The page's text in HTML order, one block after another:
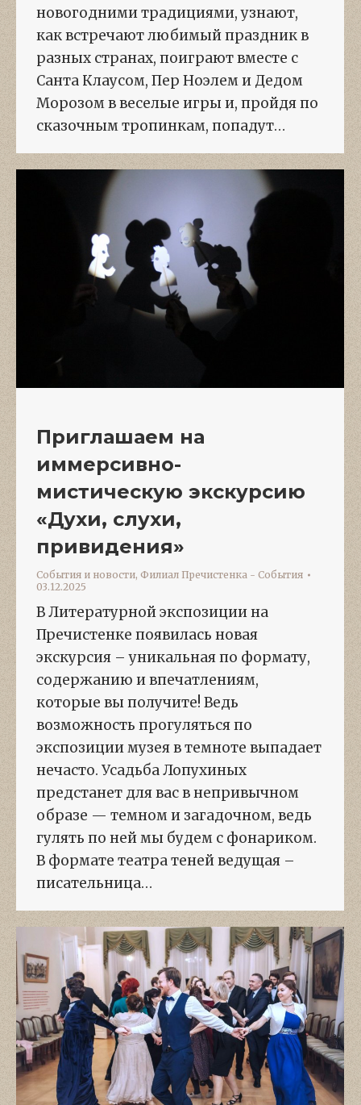
новогодними традициями, узнают,
как встречают любимый праздник в
разных странах, поиграют вместе с
Санта Клаусом, Пер Ноэлем и Дедом
Морозом в веселые игры и, пройдя по
сказочным тропинкам, попадут…
Приглашаем на
иммерсивно-
мистическую экскурсию
«Духи, слухи,
привидения»
События и новости, Филиал Пречистенка - События
03.12.2025
В Литературной экспозиции на
Пречистенке появилась новая
экскурсия – уникальная по формату,
содержанию и впечатлениям,
которые вы получите! Ведь
возможность прогуляться по
экспозиции музея в темноте выпадает
нечасто. Усадьба Лопухиных
предстанет для вас в непривычном
образе — темном и загадочном, ведь
гулять по ней мы будем с фонариком.
В формате театра теней ведущая –
писательница…